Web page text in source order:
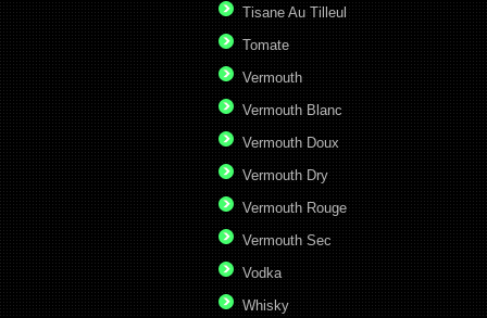
Tisane Au Tilleul
Tomate
Vermouth
Vermouth Blanc
Vermouth Doux
Vermouth Dry
Vermouth Rouge
Vermouth Sec
Vodka
Whisky